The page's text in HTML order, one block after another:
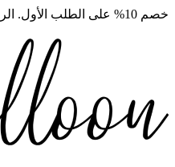
خصم 10% على الطلب الأول. الرمز: